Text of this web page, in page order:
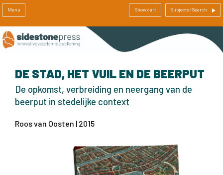
Menu Show cart Subjects/Search
DE STAD, HET VUIL EN DE BEERPUT
De opkomst, verbreiding en neergang van de
beerput in stedelijke context
Roos van Oosten | 2015